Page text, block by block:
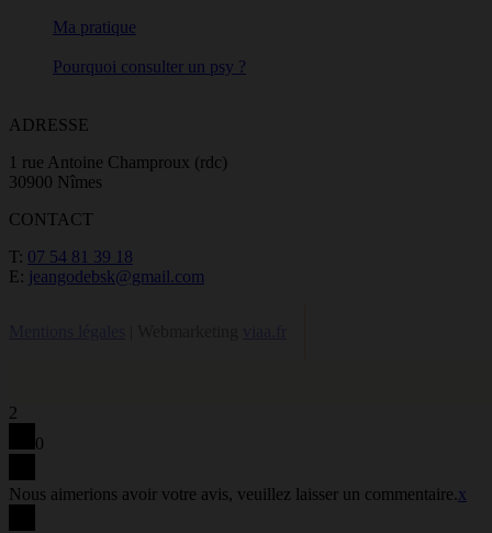
Ma pratique
Pourquoi consulter un psy ?
ADRESSE
1 rue Antoine Champroux (rdc)
30900 Nîmes
CONTACT
T: 07 54 81 39 18
E: jeangodebsk@gmail.com
2
0
Nous aimerions avoir votre avis, veuillez laisser un commentaire.x